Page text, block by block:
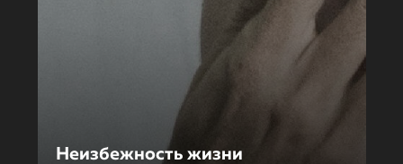
Неизбежность жизни